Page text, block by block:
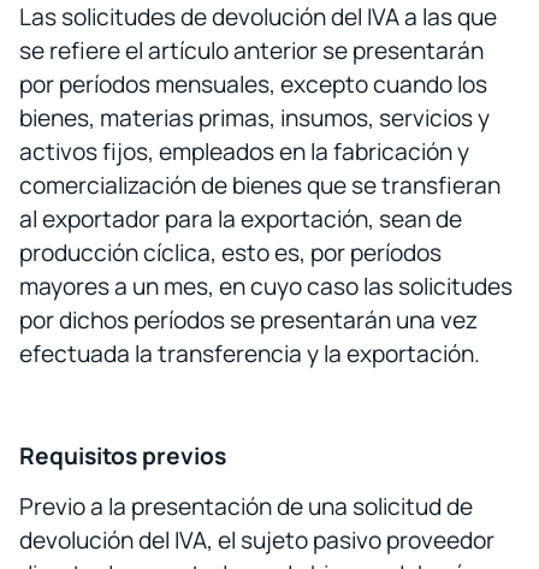
Las solicitudes de devolución del IVA a las que
se refiere el artículo anterior se presentarán
por períodos mensuales, excepto cuando los
bienes, materias primas, insumos, servicios y
activos fijos, empleados en la fabricación y
comercialización de bienes que se transfieran
al exportador para la exportación, sean de
producción cíclica, esto es, por períodos
mayores a un mes, en cuyo caso las solicitudes
por dichos períodos se presentarán una vez
efectuada la transferencia y la exportación.
Requisitos previos
Previo a la presentación de una solicitud de
devolución del IVA, el sujeto pasivo proveedor